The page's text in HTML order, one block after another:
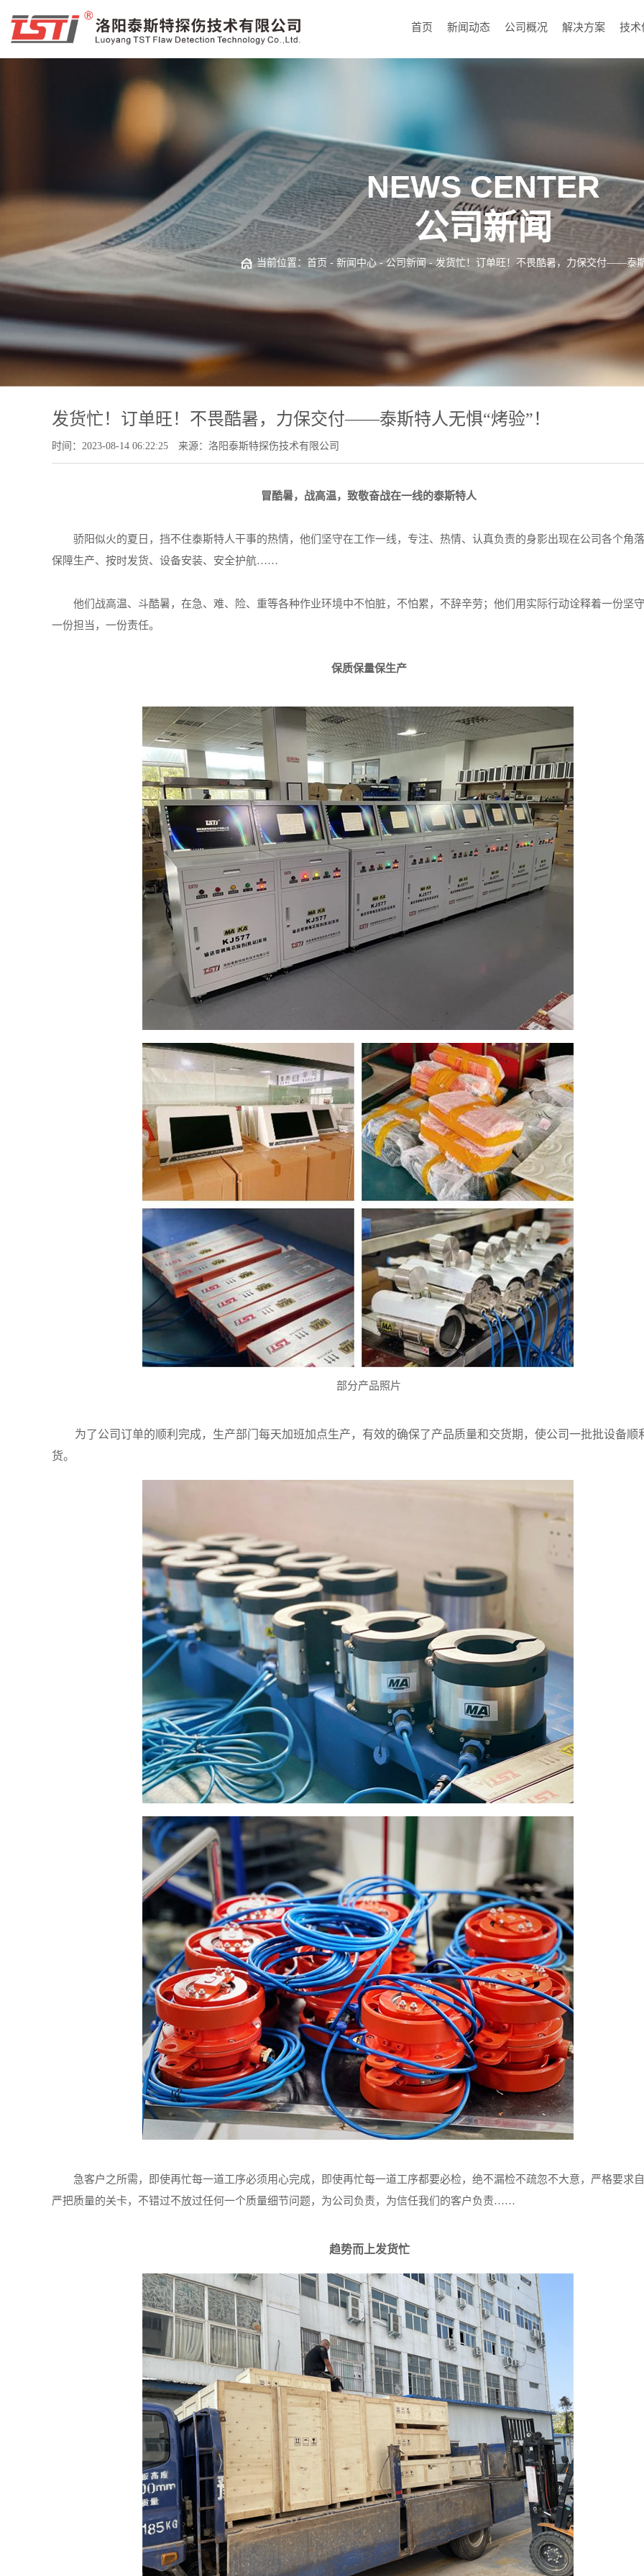
首页 新闻动态 公司概况 解决方案 技术
NEWS CENTER
公司新闻
当前位置： 首页 - 新闻中心- 公司新闻- 发货忙！订单旺！不畏酷暑，力保交付——泰
发货忙！订单旺！不畏酷暑，力保交付——泰斯特人无惧“烤验”！
时间：2023-08-14 06:22:25 来源：洛阳泰斯特探伤技术有限公司
冒酷暑，战高温，致敬奋战在一线的泰斯特人
骄阳似火的夏日，挡不住泰斯特人干事的热情，他们坚守在工作一线，专注、热情、认真负责的身影出现在公司各个角
保障生产、按时发货、设备安装、安全护航……
他们战高温、斗酷暑，在急、难、险、重等各种作业环境中不怕脏，不怕累，不辞辛劳；他们用实际行动诠释着一份坚
一份担当，一份责任。
保质保量保生产
部分产品照片
为了公司订单的顺利完成，生产部门每天加班加点生产，有效的确保了产品质量和交货期，使公司一批批设备顺
货。
急客户之所需，即使再忙每一道工序必须用心完成，即使再忙每一道工序都要必检，绝不漏检不疏忽不大意，严格要求
严把质量的关卡，不错过不放过任何一个质量细节问题，为公司负责，为信任我们的客户负责……
趋势而上发货忙